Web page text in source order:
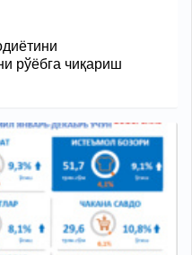
рўёбга чиқариш